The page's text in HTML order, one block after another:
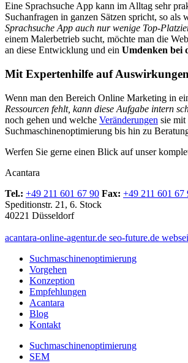
Eine Sprachsuche App kann im Alltag sehr
Suchanfragen in ganzen Sätzen spricht, so als
Sprachsuche App auch nur wenige Top-
einem Malerbetrieb sucht, möchte man die
an diese Entwicklung und ein Umdenken bei
Mit Expertenhilfe auf
Wenn man den Bereich Online Marketing in
Ressourcen fehlt, kann diese Aufgabe intern
noch gehen und welche Veränderungen sie
Suchmaschinenoptimierung bis hin zu
Werfen Sie gerne einen Blick auf unser
Acantara
Tel.: +49 211 601 67 90 Fax: +49 211 601 67
Speditionstr. 21, 6. Stock
40221 Düsseldorf
acantara-online-agentur.de seo-future.de
Suchmaschinenoptimierung
Vorgehen
Konzeption
Empfehlungen
Acantara
Blog
Kontakt
Suchmaschinenoptimierung
SEM